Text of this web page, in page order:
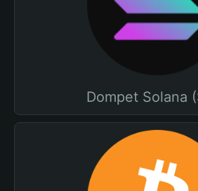
Dompet Solana